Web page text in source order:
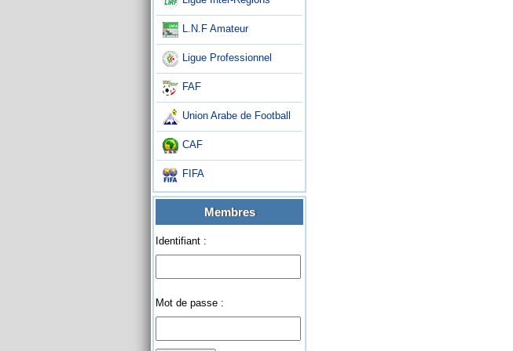
L.N.F Amateur
Ligue Professionnel
FAF
Union Arabe de Football
CAF
FIFA
Membres
Identifiant :
Mot de passe :